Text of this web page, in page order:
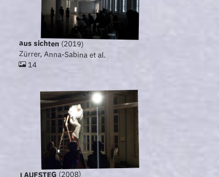
aus sichten (2019)
Zürrer, Anna-Sabina et al.
14
LAUFSTEG (2008)